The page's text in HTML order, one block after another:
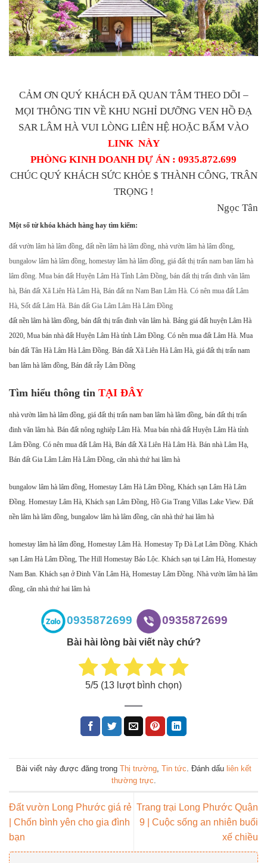
CẢM ƠN QUÝ KHÁCH ĐÃ QUAN TÂM THEO DÕI –
MỌI THÔNG TIN VỀ KHU NGHỈ DƯỠNG VEN HỒ ĐẠ
SAR LÂM HÀ VUI LÒNG LIÊN HỆ HOẶC BẤM VÀO
LINK NÀY
PHÒNG KINH DOANH DỰ ÁN : 0935.872.699
CHÚC QUÝ KHÁCH SỨC KHỎE $ THÀNH CÔNG, TRÂN
TRỌNG !
Ngọc Tân
Một số từ khóa khách hàng hay tìm kiếm:
đất vườn lâm hà lâm đồng, đất nền lâm hà lâm đồng, nhà vườn lâm hà lâm đồng,
bungalow lâm hà lâm đồng, homestay lâm hà lâm đồng, giá đất thị trấn nam ban lâm hà
lâm đồng. Mua bán đất Huyện Lâm Hà Tỉnh Lâm Đồng, bán đất thị trấn đinh văn lâm
hà, Bán đất Xã Liên Hà Lâm Hà, Bán đất nn Nam Ban Lâm Hà. Có nên mua đất Lâm
Hà, Sốt đất Lâm Hà. Bán đất Gia Lâm Lâm Hà Lâm Đồng
đất nền lâm hà lâm đồng, bán đất thị trấn đinh văn lâm hà. Bảng giá đất huyện Lâm Hà
2020, Mua bán nhà đất Huyện Lâm Hà tỉnh Lâm Đồng. Có nên mua đất Lâm Hà. Mua
bán đất Tân Hà Lâm Hà Lâm Đồng. Bán đất Xã Liên Hà Lâm Hà, giá đất thị trấn nam
ban lâm hà lâm đồng, Bán đất rẫy Lâm Đồng
Tìm hiểu thông tin TẠI ĐÂY
nhà vườn lâm hà lâm đồng, giá đất thị trấn nam ban lâm hà lâm đồng, bán đất thị trấn
đinh văn lâm hà. Bán đất nông nghiệp Lâm Hà. Mua bán nhà đất Huyện Lâm Hà tỉnh
Lâm Đồng. Có nên mua đất Lâm Hà, Bán đất Xã Liên Hà Lâm Hà. Bán nhà Lâm Hạ,
Bán đất Gia Lâm Lâm Hà Lâm Đồng, căn nhà thứ hai lâm hà
bungalow lâm hà lâm đồng, Homestay Lâm Hà Lâm Đồng, Khách sạn Lâm Hà Lâm
Đồng. Homestay Lâm Hà, Khách sạn Lâm Đồng, Hồ Gia Trang Villas Lake View. Đất
nền lâm hà lâm đồng, bungalow lâm hà lâm đồng, căn nhà thứ hai lâm hà
homestay lâm hà lâm đồng, Homestay Lâm Hà. Homestay Tp Đà Lạt Lâm Đồng. Khách
sạn Lâm Hà Lâm Đồng, The Hill Homestay Bảo Lộc. Khách sạn tại Lâm Hà, Homestay
Nam Ban. Khách sạn ở Đinh Văn Lâm Hà, Homestay Lâm Đồng. Nhà vườn lâm hà lâm
đồng, căn nhà thứ hai lâm hà
0935872699 0935872699
Bài hài lòng bài viết này chứ?
5/5 (13 lượt bình chọn)
Bài viết này được đăng trong Thị trường, Tin tức . Đánh dấu liên kết
thường trực
Đất vườn Long Phước giá rẻ
| Chốn bình yên cho gia đình
bạn
Trang trại Long Phước Quận
9 | Cuộc sống an nhiên buổi
xế chiều